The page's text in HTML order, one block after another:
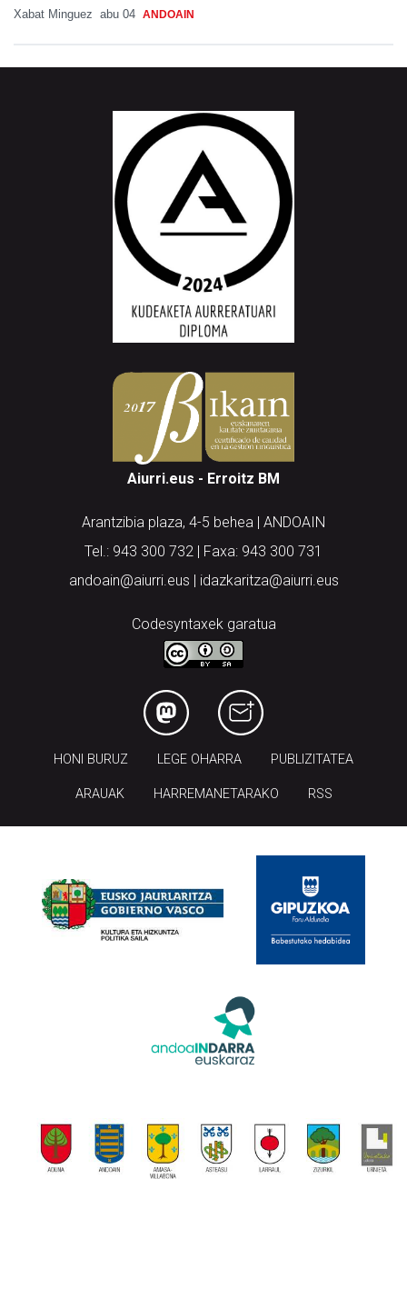
Xabat Minguez abu 04 ANDOAIN
Aiurri.eus - Erroitz BM
Arantzibia plaza, 4-5 behea | ANDOAIN
Tel.: 943 300 732 | Faxa: 943 300 731
andoain@aiurri.eus | idazkaritza@aiurri.eus
Codesyntaxek garatua
HONI BURUZ LEGE OHARRA PUBLIZITATEA
ARAUAK HARREMANETARAKO RSS